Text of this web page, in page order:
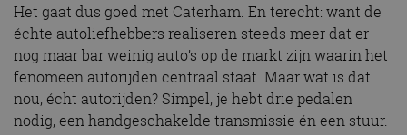
Het gaat dus goed met Caterham. En terecht: want de
échte autoliefhebbers realiseren steeds meer dat er
nog maar bar weinig auto’s op de markt zijn waarin het
fenomeen autorijden centraal staat. Maar wat is dat
nou, écht autorijden? Simpel, je hebt drie pedalen
nodig, een handgeschakelde transmissie én een stuur.